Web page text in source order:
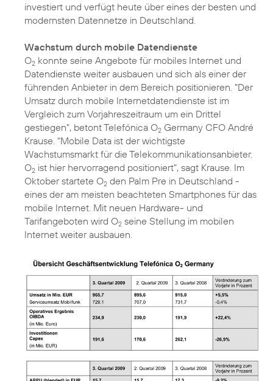
investiert und verfügt heute über eines der besten und
modernsten Datennetze in Deutschland.
Wachstum durch mobile Datendienste
O2 konnte seine Angebote für mobiles Internet und
Datendienste weiter ausbauen und sich als einer der
führenden Anbieter in dem Bereich positionieren. "Der
Umsatz durch mobile Internetdatendienste ist im
Vergleich zum Vorjahreszeitraum um ein Drittel
gestiegen", betont Telefónica O2 Germany CFO André
Krause. "Mobile Data ist der wichtigste
Wachstumsmarkt für die Telekommunikationsanbieter.
O2 ist hier hervorragend positioniert", sagt Krause. Im
Oktober startete O2 den Palm Pre in Deutschland -
eines der am meisten beachteten Smartphones für das
mobile Internet. Mit neuen Hardware- und
Tarifangeboten wird O2 seine Stellung im mobilen
Internet weiter ausbauen.